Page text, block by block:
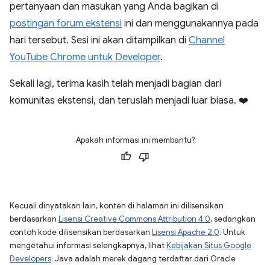
pertanyaan dan masukan yang Anda bagikan di
postingan forum ekstensi ini dan menggunakannya pada
hari tersebut. Sesi ini akan ditampilkan di Channel
YouTube Chrome untuk Developer.
Sekali lagi, terima kasih telah menjadi bagian dari
komunitas ekstensi, dan teruslah menjadi luar biasa. ❤️
Apakah informasi ini membantu?
Kecuali dinyatakan lain, konten di halaman ini dilisensikan
berdasarkan Lisensi Creative Commons Attribution 4.0, sedangkan
contoh kode dilisensikan berdasarkan Lisensi Apache 2.0. Untuk
mengetahui informasi selengkapnya, lihatKebijakan Situs Google
Developers. Java adalah merek dagang terdaftar dari Oracle